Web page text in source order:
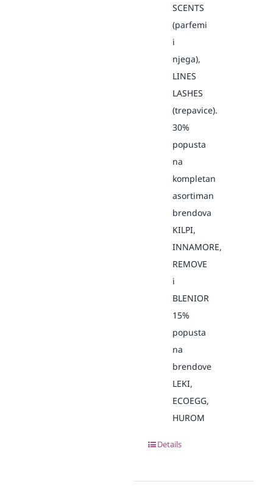
SCENTS
(parfemi
i
njega),
LINES
LASHES
(trepavice).
30%
popusta
na
kompletan
asortiman
brendova
KILPI,
INNAMORE,
REMOVE
i
BLENIOR
15%
popusta
na
brendove
LEKI,
ECOEGG,
HUROM
Details